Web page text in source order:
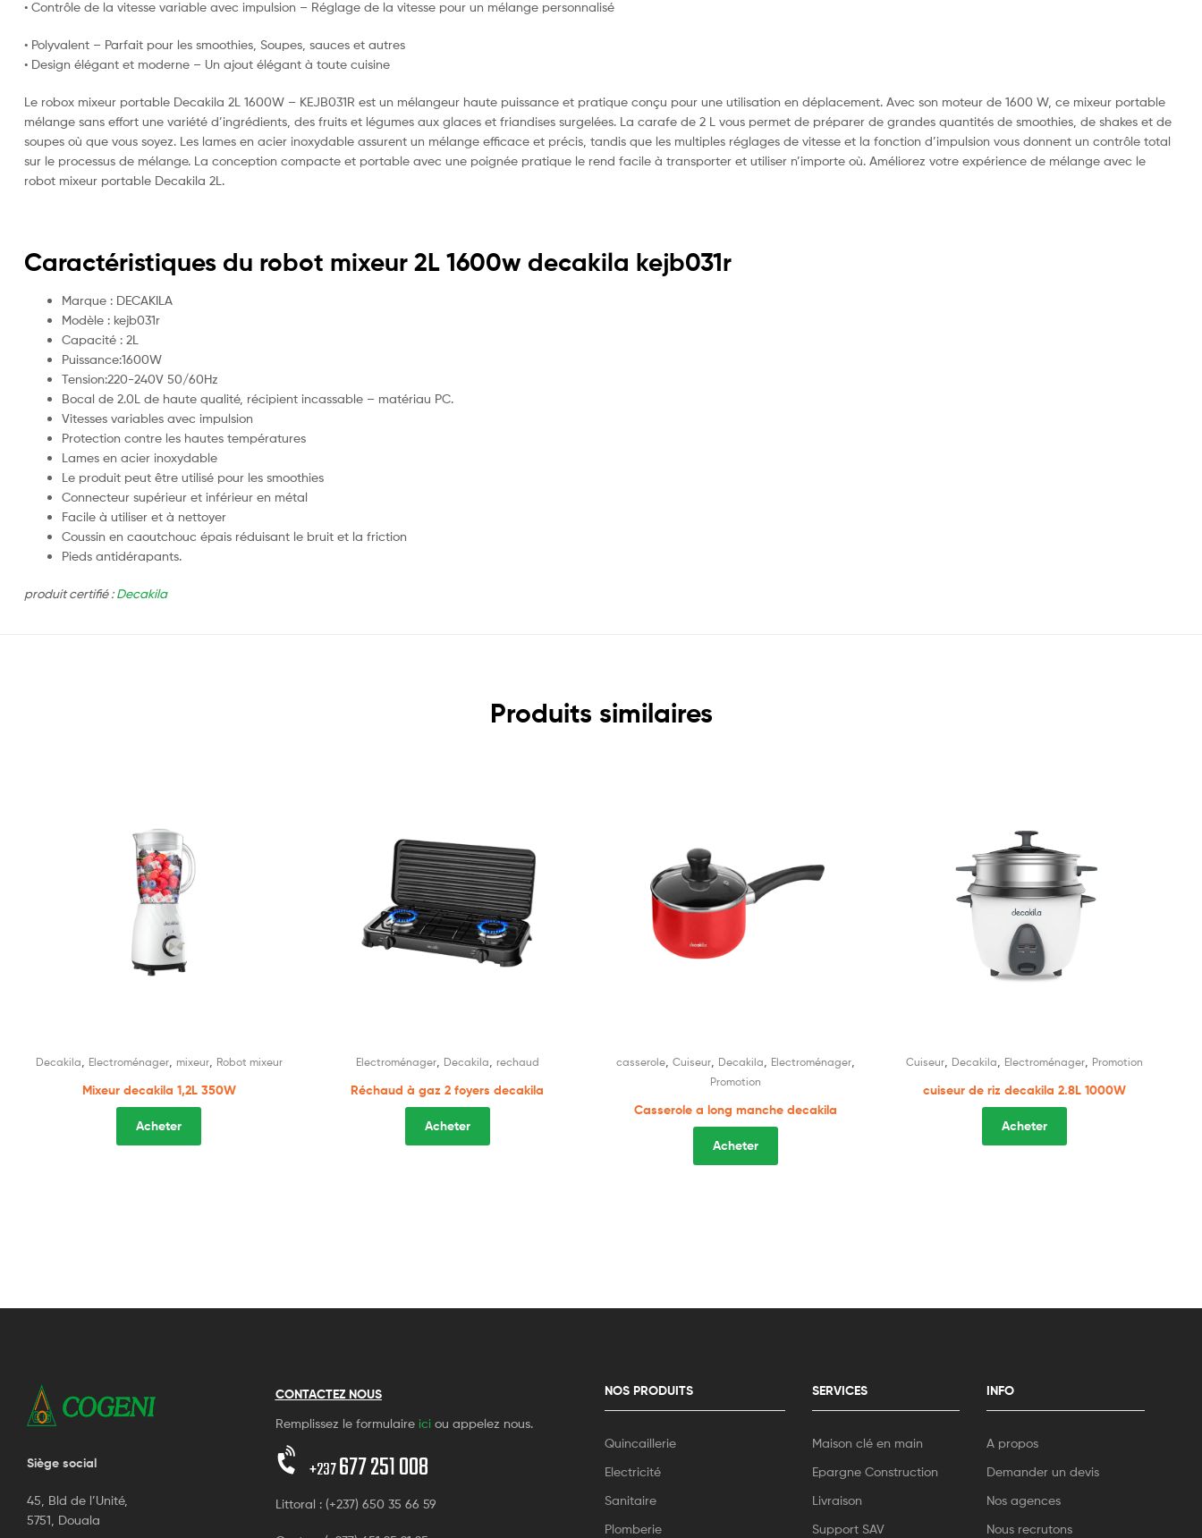
• Contrôle de la vitesse variable avec impulsion – Réglage de la vitesse pour un mélange personnalisé
• Polyvalent – Parfait pour les smoothies, Soupes, sauces et autres
• Design élégant et moderne – Un ajout élégant à toute cuisine
Le robox mixeur portable Decakila 2L 1600W – KEJB031R est un mélangeur haute puissance et pratique conçu pour une utilisation en déplacement. Avec son moteur de 1600 W, ce mixeur portable
mélange sans effort une variété d’ingrédients, des fruits et légumes aux glaces et friandises surgelées. La carafe de 2 L vous permet de préparer de grandes quantités de smoothies, de shakes et de
soupes où que vous soyez. Les lames en acier inoxydable assurent un mélange efficace et précis, tandis que les multiples réglages de vitesse et la fonction d’impulsion vous donnent un contrôle total
sur le processus de mélange. La conception compacte et portable avec une poignée pratique le rend facile à transporter et utiliser n’importe où. Améliorez votre expérience de mélange avec le
robot mixeur portable Decakila 2L.
Caractéristiques du robot mixeur 2L 1600w decakila kejb031r
Marque : DECAKILA
Modèle : kejb031r
Capacité : 2L
Puissance:1600W
Tension:220-240V 50/60Hz
Bocal de 2.0L de haute qualité, récipient incassable – matériau PC.
Vitesses variables avec impulsion
Protection contre les hautes températures
Lames en acier inoxydable
Le produit peut être utilisé pour les smoothies
Connecteur supérieur et inférieur en métal
Facile à utiliser et à nettoyer
Coussin en caoutchouc épais réduisant le bruit et la friction
Pieds antidérapants.
produit certifié :Decakila
Produits similaires
Decakila Electroménager, mixeur, Robot mixeur
Mixeur decakila 1,2L 350W
Acheter
Electroménager, Decakila rechaud
Réchaud à gaz 2 foyers decakila
Acheter
casserole ,Cuiseur Decakila Electroménager
Promotion
Casserole a long manche decakila
Acheter
Cuiseur, Decakila Electroménager, Promotion
cuiseur de riz decakila 2.8L 1000W
Acheter
Siège social
45, Bld de l’Unité,
5751, Douala
CONTACTEZ NOUS
Remplissez le formulaire ici ou appelez nous.
+237677 251 008
Littoral : (+237) 650 35 66 59
NOS PRODUITS
Quincaillerie
Electricité
Sanitaire
Plomberie
SERVICES
Maison clé en main
Epargne Construction
Livraison
Support SAV
INFO
A propos
Demander un devis
Nos agences
Nous recrutons